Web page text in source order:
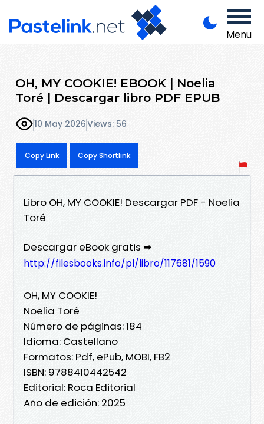
Menu
OH, MY COOKIE! EBOOK | Noelia
Toré | Descargar libro PDF EPUB
10 May 2026Views: 56
Copy Link Copy Shortlink
Libro OH, MY COOKIE! Descargar PDF - Noelia
Toré
Descargar eBook gratis ➡
http://filesbooks.info/pl/libro/117681/1590
OH, MY COOKIE!
Noelia Toré
Número de páginas: 184
Idioma: Castellano
Formatos: Pdf, ePub, MOBI, FB2
ISBN: 9788410442542
Editorial: Roca Editorial
Año de edición: 2025